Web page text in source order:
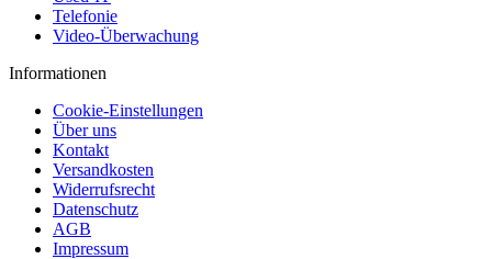
Telefonie
Video-Überwachung
Informationen
Cookie-Einstellungen
Über uns
Kontakt
Versandkosten
Widerrufsrecht
Datenschutz
AGB
Impressum